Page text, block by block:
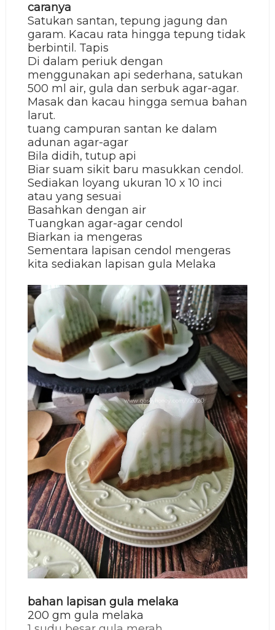
caranya
Satukan santan, tepung jagung dan
garam. Kacau rata hingga tepung tidak
berbintil. Tapis
Di dalam periuk dengan
menggunakan api sederhana, satukan
500 ml air, gula dan serbuk agar-agar.
Masak dan kacau hingga semua bahan
larut.
tuang campuran santan ke dalam
adunan agar-agar
Bila didih, tutup api
Biar suam sikit baru masukkan cendol.
Sediakan loyang ukuran 10 x 10 inci
atau yang sesuai
Basahkan dengan air
Tuangkan agar-agar cendol
Biarkan ia mengeras
Sementara lapisan cendol mengeras
kita sediakan lapisan gula Melaka
bahan lapisan gula melaka
200 gm gula melaka